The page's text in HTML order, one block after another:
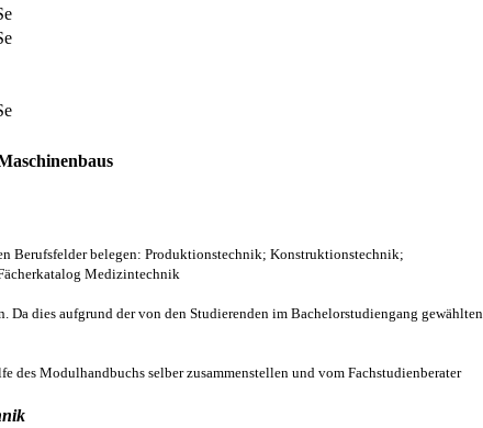
Berufsfelder belegen: Produktionstechnik; Konstruktionstechnik;
Medizintechnik
dies aufgrund der von den Studierenden im Bachelorstudiengang gewählten
Modulhandbuchs selber zusammenstellen und vom Fachstudienberater